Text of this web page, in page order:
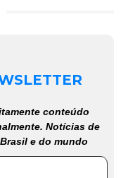
conteúdo
Notícias de
e do mundo